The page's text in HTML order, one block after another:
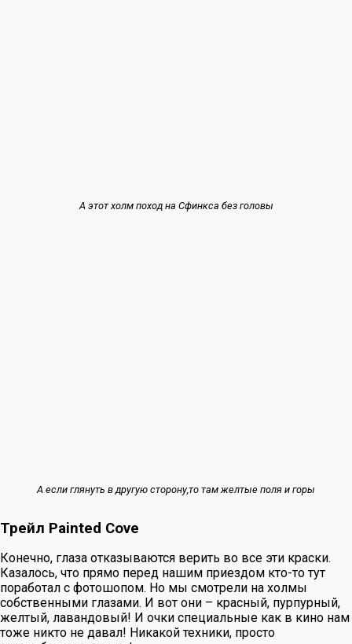
А этот холм поход на Сфинкса без головы
А если глянуть в другую сторону,то там желтые поля и горы
Трейл Painted Cove
Конечно, глаза отказываются верить во все эти краски.
Казалось, что прямо перед нашим приездом кто-то тут
поработал с фотошопом. Но мы смотрели на холмы
собственными глазами. И вот они – красный, пурпурный,
желтый, лавандовый! И очки специальные как в кино нам
тоже никто не давал! Никакой техники, просто